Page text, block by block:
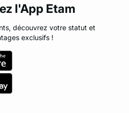
l'App Etam
découvrez votre statut et
exclusifs !